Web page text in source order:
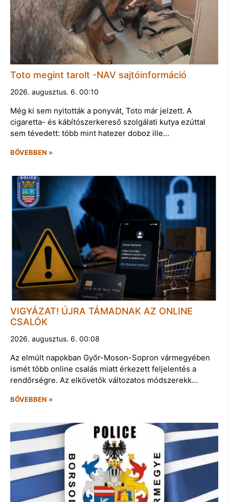
Toto megint tarolt -NAV sajtóinformáció
2026. augusztus. 6. 00:10
Még ki sem nyitották a ponyvát, Toto már jelzett. A
cigaretta- és kábítószerkereső szolgálati kutya ezúttal
sem tévedett: több mint hatezer doboz ille…
BŐVEBBEN »
VIGYÁZAT! ÚJRA TÁMADNAK AZ ONLINE
CSALÓK
2026. augusztus. 6. 00:08
Az elmúlt napokban Győr-Moson-Sopron vármegyében
ismét több online csalás miatt érkezett feljelentés a
rendőrségre. Az elkövetők változatos módszerekk…
BŐVEBBEN »